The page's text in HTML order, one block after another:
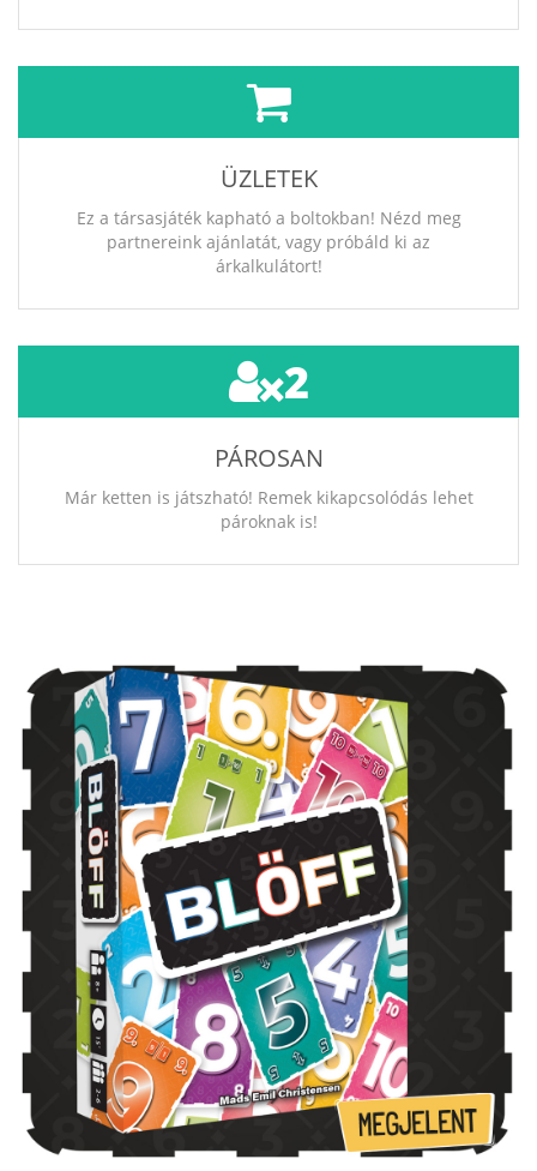
ÜZLETEK
Ez a társasjáték kapható a boltokban! Nézd meg
partnereink ajánlatát, vagy próbáld ki az
árkalkulátort!
2
PÁROSAN
Már ketten is játszható! Remek kikapcsolódás lehet
pároknak is!